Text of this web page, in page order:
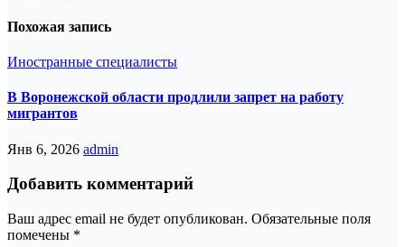
Похожая запись
Иностранные специалисты
В Воронежской области продлили запрет на работу
мигрантов
Янв 6, 2026 admin
Добавить комментарий
Ваш адрес email не будет опубликован. Обязательные поля
помечены *